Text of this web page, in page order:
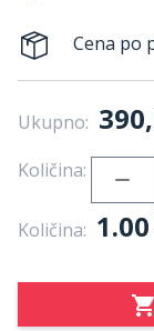
Cena po
Ukupno: 390,
Količina:
Količina: 1.00